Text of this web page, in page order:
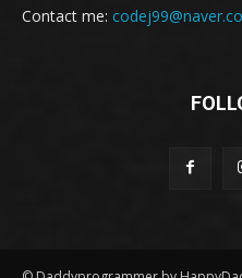
Contact me: